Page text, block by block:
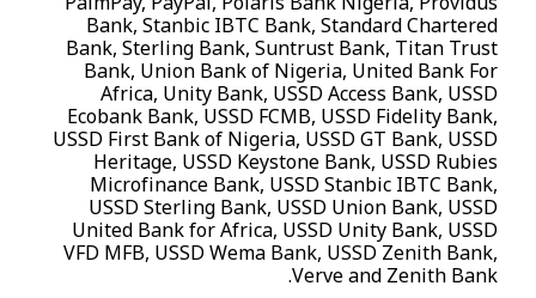
Bank, Stanbic IBTC Bank, Standard
Bank, Sterling Bank, Suntrust Bank, Titan
Bank, Union Bank of Nigeria, United Bank
Africa, Unity Bank, USSD Access Bank,
Ecobank Bank, USSD FCMB, USSD Fidelity
USSD First Bank of Nigeria, USSD GT Bank,
Heritage, USSD Keystone Bank, USSD
Microfinance Bank, USSD Stanbic IBTC
USSD Sterling Bank, USSD Union Bank,
United Bank for Africa, USSD Unity Bank,
VFD MFB, USSD Wema Bank, USSD Zenith
Verve and Zenith